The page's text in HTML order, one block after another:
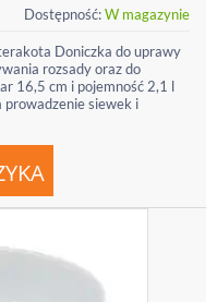
Dostępność:W magazynie
Doniczka do uprawy
rozsady oraz do
16,5 cm i pojemność 2,1 l
prowadzenie siewek i